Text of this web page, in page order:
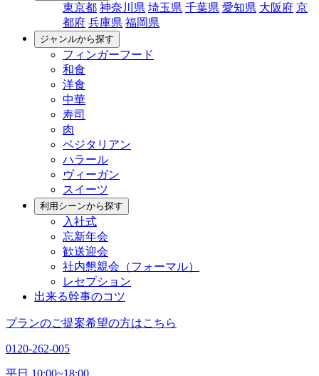
東京都 神奈川県 埼玉県 千葉県 愛知県 大阪府 京
都府 兵庫県 福岡県
ジャンルから探す
フィンガーフード
和食
洋食
中華
寿司
肉
ベジタリアン
ハラール
ヴィーガン
スイーツ
利用シーンから探す
入社式
忘新年会
歓送迎会
社内懇親会（フォーマル）
レセプション
出来る幹事のコツ
プランのご提案希望の方はこちら
0120-262-005
平日 10:00~18:00